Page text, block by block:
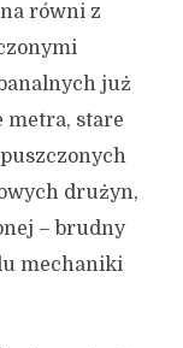
równi z
już
metra, stare
drużyn,
– brudny
mechaniki